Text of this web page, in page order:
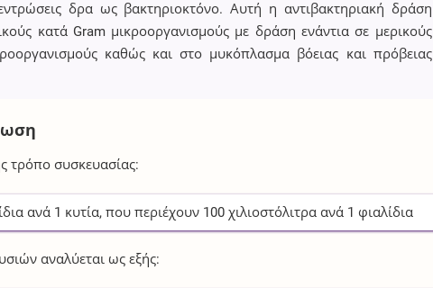
δρα ως βακτηριοκτόνο. Αυτή η αντιβακτηριακή δράση
κατά Gram μικροοργανισμούς με δράση ενάντια σε μερικούς
καθώς και στο μυκόπλασμα βόειας και πρόβειας
τρόπο συσκευασίας:
ανά 1 κυτία, που περιέχουν 100 χιλιοστόλιτρα ανά 1 φιαλίδια
αναλύεται ως εξής: